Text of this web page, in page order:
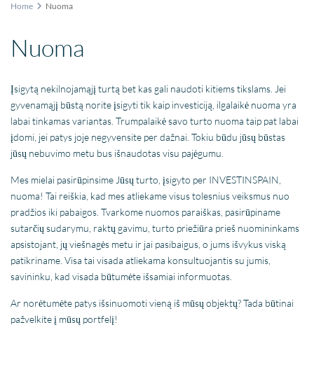
Home Nuoma
Nuoma
Įsigytą nekilnojamąjį turtą bet kas gali naudoti kitiems tikslams. Jei
gyvenamąjį būstą norite įsigyti tik kaip investiciją, ilgalaikė nuoma yra
labai tinkamas variantas. Trumpalaikė savo turto nuoma taip pat labai
įdomi, jei patys joje negyvensite per dažnai. Tokiu būdu jūsų būstas
jūsų nebuvimo metu bus išnaudotas visu pajėgumu.
Mes mielai pasirūpinsime Jūsų turto, įsigyto per INVESTINSPAIN,
nuoma! Tai reiškia, kad mes atliekame visus tolesnius veiksmus nuo
pradžios iki pabaigos. Tvarkome nuomos paraiškas, pasirūpiname
sutarčių sudarymu, raktų gavimu, turto priežiūra prieš nuomininkams
apsistojant, jų viešnagės metu ir jai pasibaigus, o jums išvykus viską
patikriname. Visa tai visada atliekama konsultuojantis su jumis,
savininku, kad visada būtumėte išsamiai informuotas.
Ar norėtumėte patys išsinuomoti vieną iš mūsų objektų? Tada būtinai
pažvelkite į mūsų portfelį!